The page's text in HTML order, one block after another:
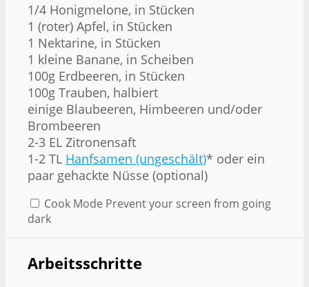
1/4 Honigmelone, in Stücken
1 (roter) Apfel, in Stücken
1 Nektarine, in Stücken
1 kleine Banane, in Scheiben
100g Erdbeeren, in Stücken
100g Trauben, halbiert
einige Blaubeeren, Himbeeren und/oder
Brombeeren
2-3 EL Zitronensaft
1-2 TL Hanfsamen (ungeschält)* oder ein
paar gehackte Nüsse (optional)
Cook Mode Prevent your screen from going
dark
Arbeitsschritte